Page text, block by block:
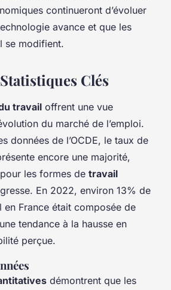
continueront d’évoluer
avance et que les
se modifient.
Clés
travail offrent une vue
du marché de l’emploi.
données de l’OCDE, le taux de
encore une majorité,
les formes de travail
En 2022, environ 13% de
France était composée de
tendance à la hausse en
perçue.
démontrent que les